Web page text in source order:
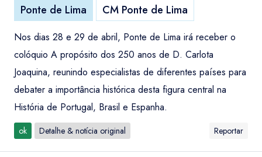
Ponte de Lima
CM Ponte de Lima
Nos dias 28 e 29 de abril, Ponte de Lima irá receber o
colóquio A propósito dos 250 anos de D. Carlota
Joaquina, reunindo especialistas de diferentes países para
debater a importância histórica desta figura central na
História de Portugal, Brasil e Espanha.
ok Detalhe & notícia original Reportar